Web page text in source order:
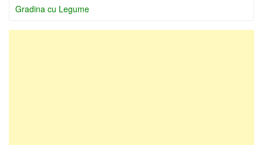
Gradina cu Legume